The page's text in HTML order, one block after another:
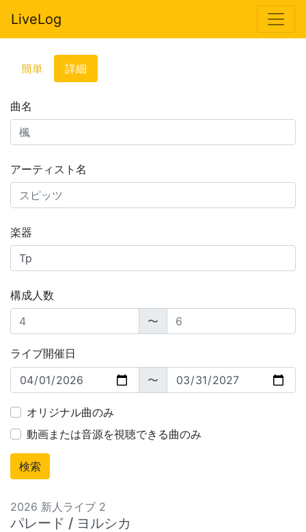
LiveLog
簡単 詳細
曲名
アーティスト名
楽器
構成人数
〜
ライブ開催日
〜
オリジナル曲のみ
動画または音源を視聴できる曲のみ
2026 新人ライブ 2
パレード / ヨルシカ